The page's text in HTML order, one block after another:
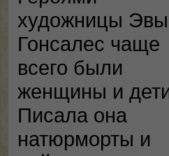
художницы Эвы
Гонсалес чаще
всего были
женщины и
Писала она
натюрморты и